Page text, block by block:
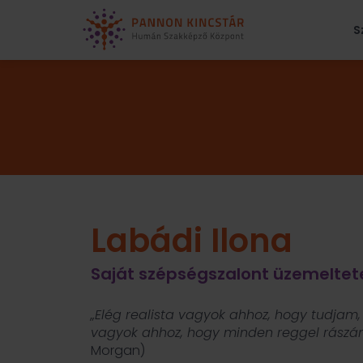
Labádi Ilona
Saját szépségszalont
„Elég realista vagyok ahhoz, hogy
vagyok ahhoz, hogy minden reggel
Morgan)